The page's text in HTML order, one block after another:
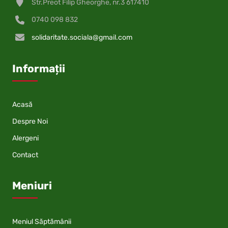
Str.Preot Filip Gheorghe, nr.3 617410
0740 098 832
solidaritate.sociala@gmail.com
Informații
Acasă
Despre Noi
Alergeni
Contact
Meniuri
Meniul Săptămânii